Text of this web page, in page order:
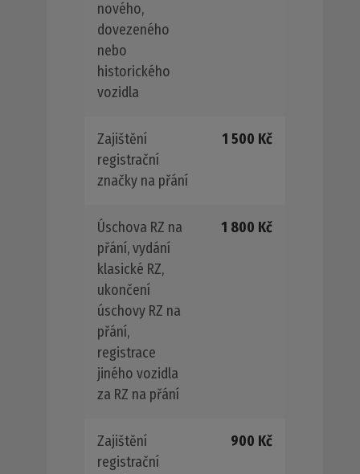
nového,
dovezeného
nebo
historického
vozidla
Zajištění
registrační
značky na přání
1 500 Kč
Úschova RZ na
přání, vydání
klasické RZ,
ukončení
úschovy RZ na
přání,
registrace
jiného vozidla
za RZ na přání
1 800 Kč
Zajištění
registrační
900 Kč